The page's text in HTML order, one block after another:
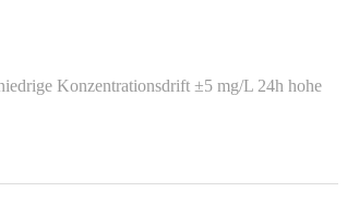
Konzentrationsdrift ±5 mg/L 24h hohe